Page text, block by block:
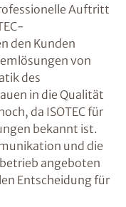
Auftritt
den Kunden
von
des
in die Qualität
da ISOTEC für
bekannt ist.
und die
angeboten
Entscheidung für